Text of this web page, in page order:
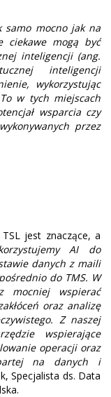
samo mocno jak na
ciekawe mogą być
inteligencji (ang.
inteligencji
wykorzystując
w tych miejscach
wsparcia czy
przez
jest znaczące, a
AI do
danych z maili
do TMS. W
mocniej wspierać
oraz analizę
Z naszej
wspierające
operacji oraz
na danych i
Specjalista ds. Data